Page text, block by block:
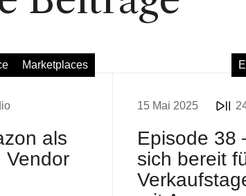
Marketplaces
als
Vendor
15 Mai 2025
Episode 38
sich bereit